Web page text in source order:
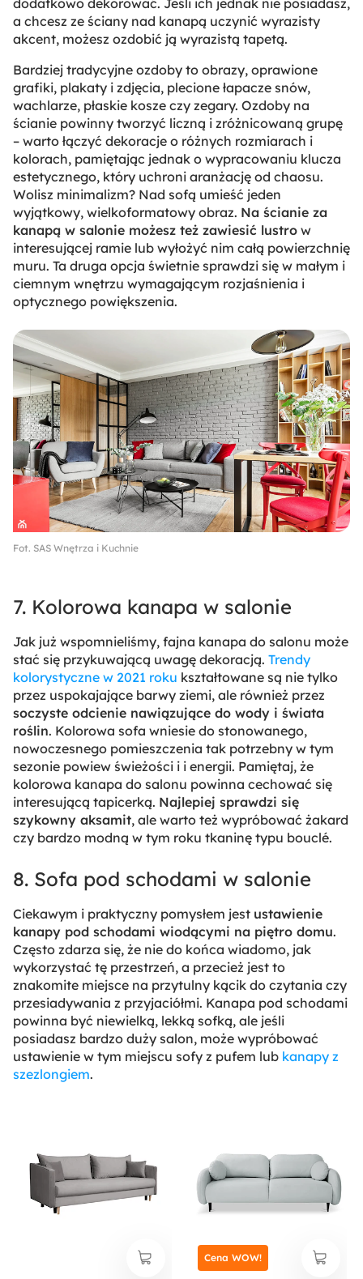
dodatkowo dekorować. Jeśli ich jednak nie posiadasz,
a chcesz ze ściany nad kanapą uczynić wyrazisty
akcent, możesz ozdobić ją wyrazistą tapetą.
Bardziej tradycyjne ozdoby to obrazy, oprawione
grafiki, plakaty i zdjęcia, plecione łapacze snów,
wachlarze, płaskie kosze czy zegary. Ozdoby na
ścianie powinny tworzyć liczną i zróżnicowaną grupę
– warto łączyć dekoracje o różnych rozmiarach i
kolorach, pamiętając jednak o wypracowaniu klucza
estetycznego, który uchroni aranżację od chaosu.
Wolisz minimalizm? Nad sofą umieść jeden
wyjątkowy, wielkoformatowy obraz. Na ścianie za
kanapą w salonie możesz też zawiesić lustro w
interesującej ramie lub wyłożyć nim całą powierzchnię
muru. Ta druga opcja świetnie sprawdzi się w małym i
ciemnym wnętrzu wymagającym rozjaśnienia i
optycznego powiększenia.
Fot. SAS Wnętrza i Kuchnie
7. Kolorowa kanapa w salonie
Jak już wspomnieliśmy, fajna kanapa do salonu może
stać się przykuwającą uwagę dekoracją. Trendy
kolorystyczne w 2021 roku kształtowane są nie tylko
przez uspokajające barwy ziemi, ale również przez
soczyste odcienie nawiązujące do wody i świata
roślin. Kolorowa sofa wniesie do stonowanego,
nowoczesnego pomieszczenia tak potrzebny w tym
sezonie powiew świeżości i i energii. Pamiętaj, że
kolorowa kanapa do salonu powinna cechować się
interesującą tapicerką. Najlepiej sprawdzi się
szykowny aksamit, ale warto też wypróbować żakard
czy bardzo modną w tym roku tkaninę typu bouclé.
8. Sofa pod schodami w salonie
Ciekawym i praktyczny pomysłem jest ustawienie
kanapy pod schodami wiodącymi na piętro domu.
Często zdarza się, że nie do końca wiadomo, jak
wykorzystać tę przestrzeń, a przecież jest to
znakomite miejsce na przytulny kącik do czytania czy
przesiadywania z przyjaciółmi. Kanapa pod schodami
powinna być niewielką, lekką sofką, ale jeśli
posiadasz bardzo duży salon, może wypróbować
ustawienie w tym miejscu sofy z pufem lub kanapy z
szezlongiem.
Cena WOW!